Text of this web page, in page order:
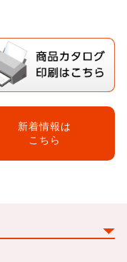
新着情報は
こちら